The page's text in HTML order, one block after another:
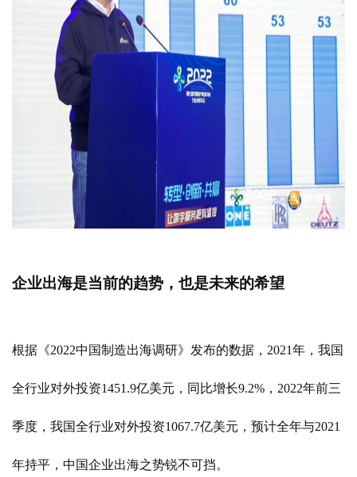
企业出海是当前的趋势，也是未来的希望
根据《2022中国制造出海调研》发布的数据，2021年，我国
全行业对外投资1451.9亿美元，同比增长9.2%，2022年前三
季度，我国全行业对外投资1067.7亿美元，预计全年与2021
年持平，中国企业出海之势锐不可挡。